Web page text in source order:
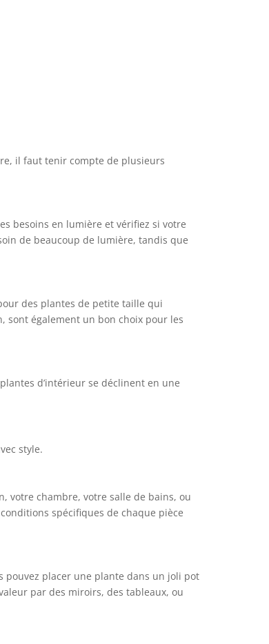
il faut tenir compte de plusieurs
besoins en lumière et vérifiez si votre
de beaucoup de lumière, tandis que
des plantes de petite taille qui
sont également un bon choix pour les
d’intérieur se déclinent en une
style.
votre chambre, votre salle de bains, ou
spécifiques de chaque pièce
pouvez placer une plante dans un joli pot
par des miroirs, des tableaux, ou